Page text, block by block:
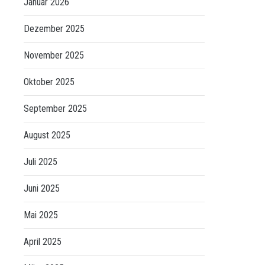
Dezember 2025
November 2025
Oktober 2025
September 2025
August 2025
Juli 2025
Juni 2025
Mai 2025
April 2025